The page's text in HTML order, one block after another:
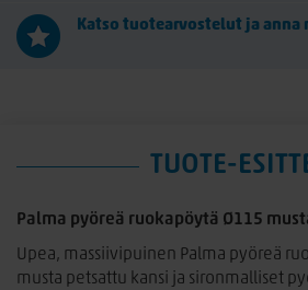
Katso tuotearvostelut ja anna
TUOTE-
Palma pyöreä ruokapöytä Ø115
Upea, massiivipuinen Palma pyöreä
musta petsattu kansi ja sironmalliset